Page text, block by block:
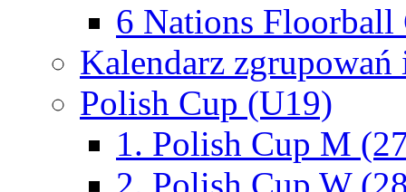
6 Nations Floorball
Kalendarz
Polish Cup (U19)
1. Polish Cup M
2. Polish Cup W